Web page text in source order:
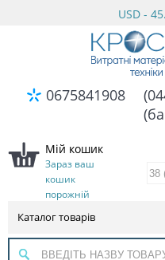
USD -
0675841908
Мій кошик
Зараз ваш
кошик
порожній
Каталог товарів